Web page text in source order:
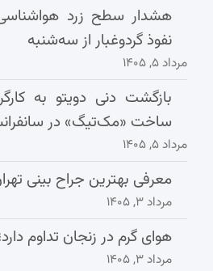
هشدار سطح زرد
نفوذ گردوغبار از سه‌شنبه
مرداد ۵, ۱۴۰۵
ساخت «مک‌تیگ» در
مرداد ۵, ۱۴۰۵
معرفی بهترین جراح بینی
مرداد ۳, ۱۴۰۵
هوای گرم در زنجان تداوم
مرداد ۳, ۱۴۰۵